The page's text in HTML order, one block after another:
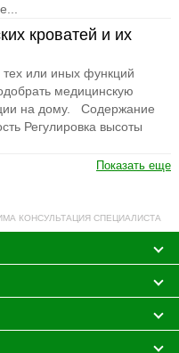
кроватей и их
или иных функций
медицинскую
на дому. Содержание
Регулировка высоты
Показать еще
КОНСУЛЬТАЦИЯ СПЕЦИАЛИСТА